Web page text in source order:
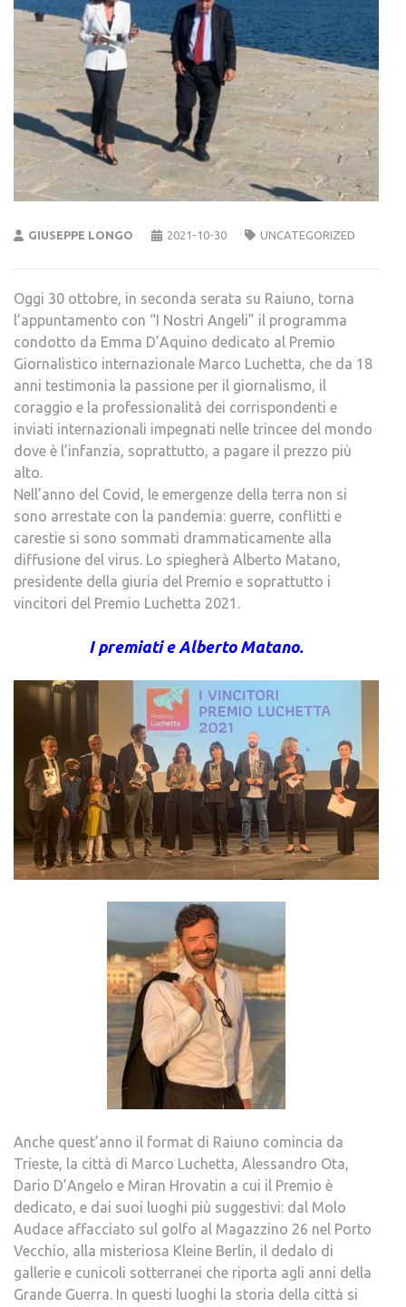
GIUSEPPE LONGO 2021-10-30 UNCATEGORIZED
Oggi 30 ottobre, in seconda serata su Raiuno, torna
l’appuntamento con “I Nostri Angeli” il programma
condotto da Emma D’Aquino dedicato al Premio
Giornalistico internazionale Marco Luchetta, che da 18
anni testimonia la passione per il giornalismo, il
coraggio e la professionalità dei corrispondenti e
inviati internazionali impegnati nelle trincee del mondo
dove è l’infanzia, soprattutto, a pagare il prezzo più
alto.
Nell’anno del Covid, le emergenze della terra non si
sono arrestate con la pandemia: guerre, conflitti e
carestie si sono sommati drammaticamente alla
diffusione del virus. Lo spiegherà Alberto Matano,
presidente della giuria del Premio e soprattutto i
vincitori del Premio Luchetta 2021.
I premiati e Alberto Matano.
Anche quest’anno il format di Raiuno comincia da
Trieste, la città di Marco Luchetta, Alessandro Ota,
Dario D’Angelo e Miran Hrovatin a cui il Premio è
dedicato, e dai suoi luoghi più suggestivi: dal Molo
Audace affacciato sul golfo al Magazzino 26 nel Porto
Vecchio, alla misteriosa Kleine Berlin, il dedalo di
gallerie e cunicoli sotterranei che riporta agli anni della
Grande Guerra. In questi luoghi la storia della città si